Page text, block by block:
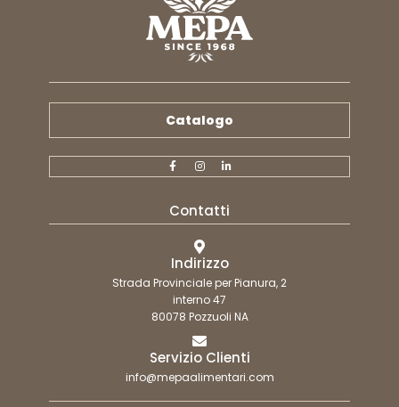
Catalogo
Contatti
Indirizzo
Strada Provinciale per Pianura, 2
interno 47
80078 Pozzuoli NA
Servizio Clienti
info@mepaalimentari.com